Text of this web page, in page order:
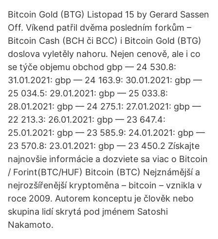
Bitcoin Gold (BTG) Listopad 15 by Gerard Sassen
Off. Víkend patřil dvěma posledním forkům –
Bitcoin Cash (BCH či BCC) i Bitcoin Gold (BTG)
doslova vyletěly nahoru. Nejen cenově, ale i co
se týče objemu obchod gbp — 24 530.8:
31.01.2021: gbp — 24 163.9: 30.01.2021: gbp —
25 034.5: 29.01.2021: gbp — 25 033.8:
28.01.2021: gbp — 24 275.1: 27.01.2021: gbp —
22 213.3: 26.01.2021: gbp — 23 647.4:
25.01.2021: gbp — 23 585.9: 24.01.2021: gbp —
23 570.8: 23.01.2021: gbp — 23 450.2 Získajte
najnovšie informácie a dozviete sa viac o Bitcoin
/ Forint(BTC/HUF) Bitcoin (BTC) Nejznámější a
nejrozšířenější kryptoměna – bitcoin – vznikla v
roce 2009. Autorem konceptu je člověk nebo
skupina lidí skrytá pod jménem Satoshi
Nakamoto.